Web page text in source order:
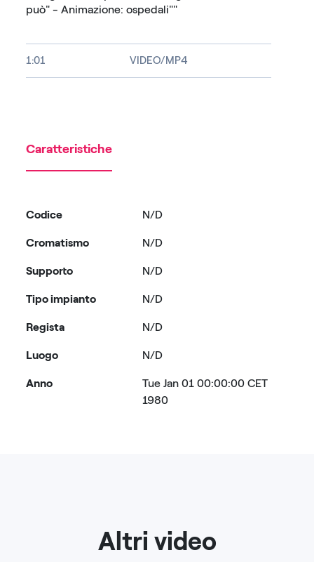
può" - Animazione: ospedali""
1:01 VIDEO/MP4
Caratteristiche
Codice
Cromatismo
Supporto
Tipo impianto
N/D
N/D
N/D
N/D
Regista
Luogo
Anno
N/D
N/D
Tue Jan 01 00:00:00 CET
1980
Altri video